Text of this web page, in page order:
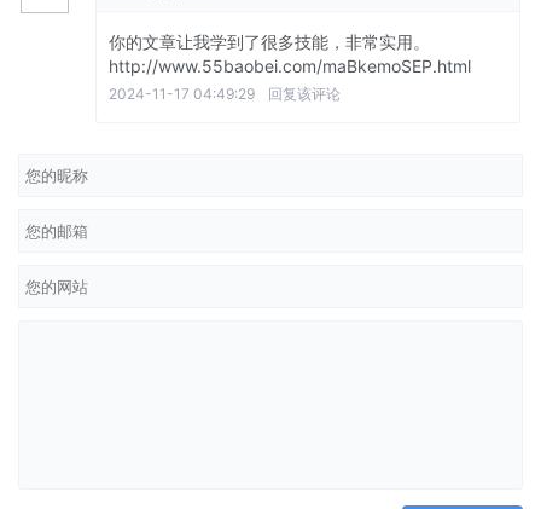
你的文章让我学到了很多技能，非常实用。
http://www.55baobei.com/maBkemoSEP.html
2024-11-17 04:49:29 回复该评论